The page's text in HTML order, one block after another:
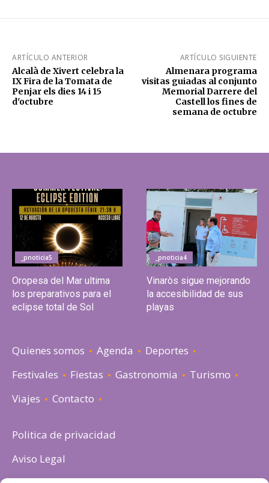
ARTÍCULO ANTERIOR
Alcalà de Xivert celebra la
IX Fira de la Tomata de
Penjar els dies 14 i 15
d'octubre
ARTÍCULO SIGUIENTE
Almenara programa
visitas guiadas al conjunto
Memorial Darrere del
Castell los fines de
semana de octubre
_pnoticia5
Oropesa del Mar ultima
los preparativos para el
eclipse total de Sol
_pnoticia4
Vinaròs sigue mejorando
la accesibilidad de sus
playas
Quienes somos Agenda
Deportes
Festivales
Fiestas Gastronomia
Turismo
Viajes
Contacto
Politica de privacidad
Aviso Legal